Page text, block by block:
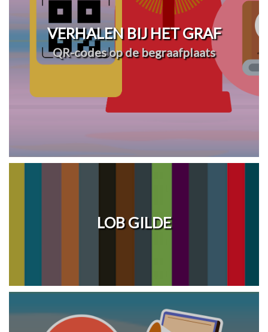
VERHALEN BIJ HET GRAF
QR-codes op de begraafplaats
LOB GILDE